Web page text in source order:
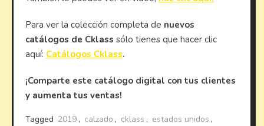
Para ver la colección completa de nuevos
catálogos de Cklass sólo tienes que hacer clic
aquí: Catálogos Cklass.
¡Comparte este catálogo digital con tus clientes
y aumenta tus ventas!
Tagged 2019 , calzado , cklass , estados unidos ,